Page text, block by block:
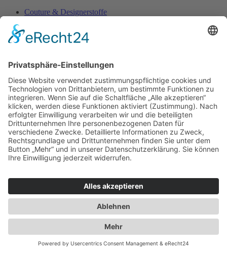
Couture & Designerstoffe
Seide – Drucke
Seide – Uni
Gold & Silber
Kaschmir & Edelhaar Mantelstoffe
Dekostoffe
Dekostoffe – Uni
Dekostoffe – Drucke
Dekostoffe – leicht
Dekostoffe – Webmuster
Verdunkelungsstoffe
Taschenstoffe
Gobelin
Markisen & Outdoorstoffe
Bastelstoffe
Paillette
Pannesamt